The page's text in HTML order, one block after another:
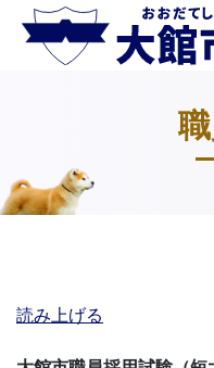
読み上げる